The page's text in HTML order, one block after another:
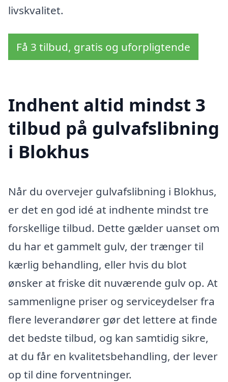
livskvalitet.
Få 3 tilbud, gratis og uforpligtende
Indhent altid mindst 3
tilbud på gulvafslibning
i Blokhus
Når du overvejer gulvafslibning i Blokhus,
er det en god idé at indhente mindst tre
forskellige tilbud. Dette gælder uanset om
du har et gammelt gulv, der trænger til
kærlig behandling, eller hvis du blot
ønsker at friske dit nuværende gulv op. At
sammenligne priser og serviceydelser fra
flere leverandører gør det lettere at finde
det bedste tilbud, og kan samtidig sikre,
at du får en kvalitetsbehandling, der lever
op til dine forventninger.